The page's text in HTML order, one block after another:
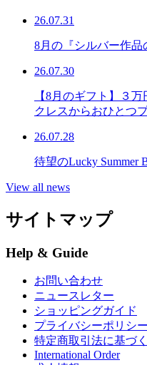
26.07.31
8月の『シルバー作品
26.07.30
【8月のギフト】３
クレスからおひとつ
26.07.28
待望のLucky Summer
View all news
サイトマップ
Help & Guide
お問い合わせ
ニュースレター
ショッピングガイド
プライバシーポリシー
特定商取引法に基づ
International Order